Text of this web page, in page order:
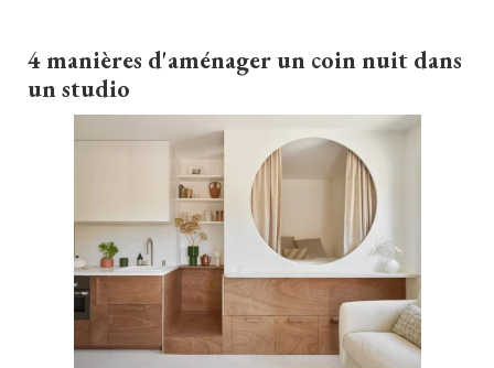
4 manières d'aménager un coin nuit dans
un studio